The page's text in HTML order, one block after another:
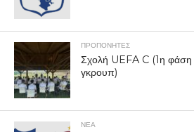
ΠΡΟΠΟΝΗΤΈΣ
Σχολή UEFA C (1η φάση
γκρουπ)
ΝΕΑ